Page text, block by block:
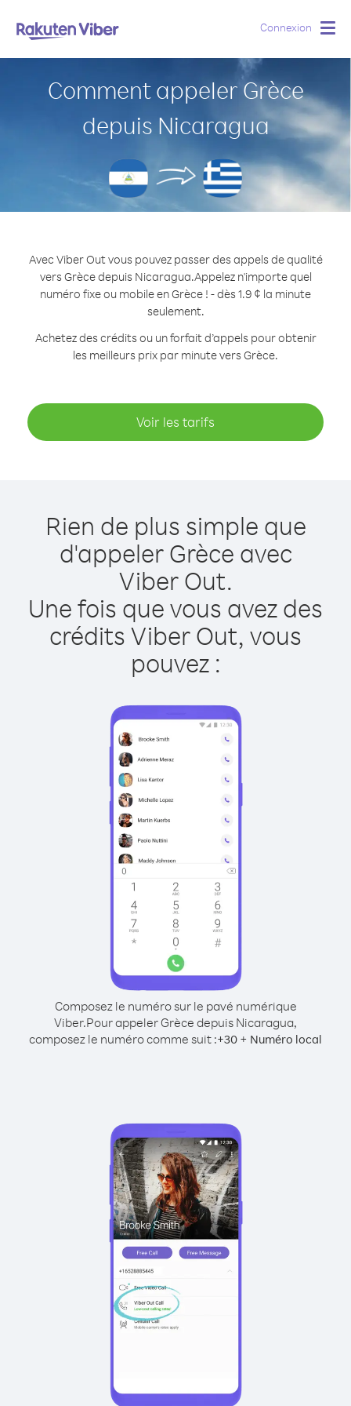
Connexion
Comment appeler Grèce
depuis Nicaragua
Avec Viber Out vous pouvez passer des appels de qualité
vers Grèce depuis Nicaragua.Appelez n'importe quel
numéro fixe ou mobile en Grèce ! - dès 1.9 ¢ la minute
seulement.
Achetez des crédits ou un forfait d’appels pour obtenir
les meilleurs prix par minute vers Grèce.
Voir les tarifs
Rien de plus simple que
d'appeler Grèce avec
Viber Out.
Une fois que vous avez des
crédits Viber Out, vous
pouvez :
Composez le numéro sur le pavé numérique
Viber.Pour appeler Grèce depuis Nicaragua,
composez le numéro comme suit :+30 + Numéro local